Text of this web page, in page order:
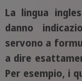
La lingua
danno
servono a
a dire
Per esempio, i